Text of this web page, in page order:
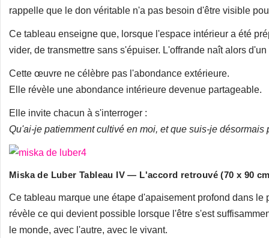
rappelle que le don véritable n'a pas besoin d'être visible
Ce tableau enseigne que, lorsque l'espace intérieur a été
vider, de transmettre sans s'épuiser. L'offrande naît alors
Cette œuvre ne célèbre pas l'abondance extérieure.
Elle révèle une abondance intérieure devenue partageable.
Elle invite chacun à s'interroger :
Qu'ai-je patiemment cultivé en moi, et que suis-je désormais
Miska de Luber Tableau IV — L'accord retrouvé (70 x 90
Ce tableau marque une étape d'apaisement profond dans
révèle ce qui devient possible lorsque l'être s'est
le monde, avec l'autre, avec le vivant.